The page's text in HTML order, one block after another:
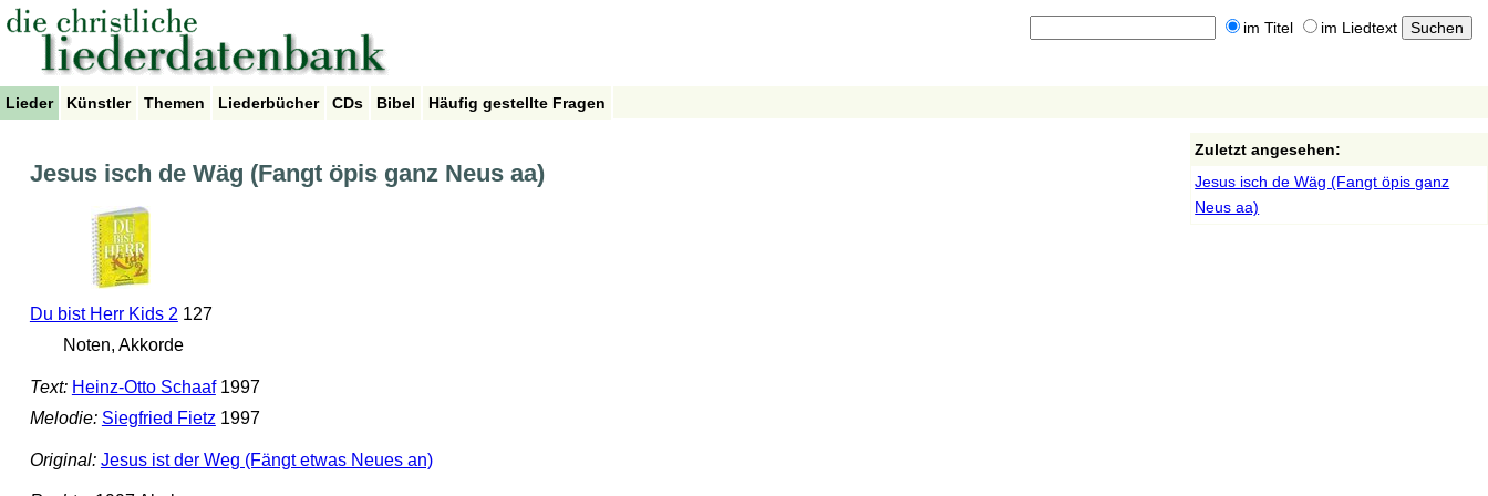
im Titel im Liedtext
Lieder Künstler Themen Liederbücher CDs Bibel Häufig gestellte Fragen
Jesus isch de Wäg (Fangt öpis ganz Neus aa)
Du bist Herr Kids 2127
Noten, Akkorde
Text: Heinz-Otto Schaaf1997
Melodie: Siegfried Fietz 1997
Original: Jesus ist der Weg (Fängt etwas Neues an)
Zuletzt angesehen:
Jesus isch de Wäg (Fangt öpis ganz
Neus aa)